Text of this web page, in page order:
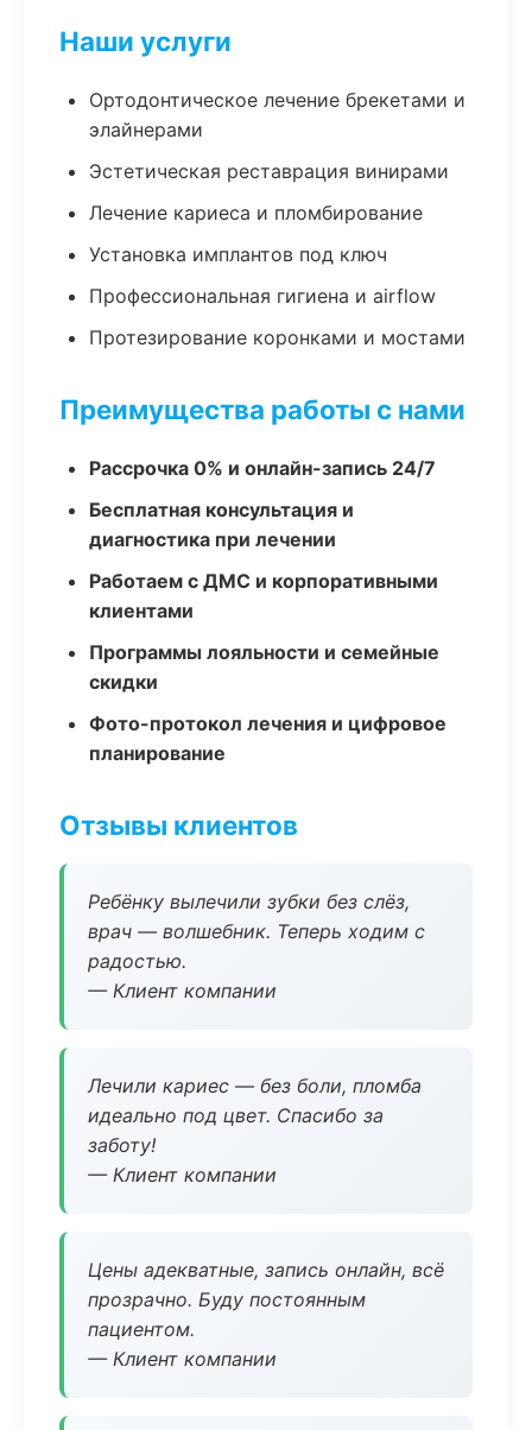
Наши услуги
Ортодонтическое лечение брекетами и
элайнерами
Эстетическая реставрация винирами
Лечение кариеса и пломбирование
Установка имплантов под ключ
Профессиональная гигиена и airflow
Протезирование коронками и мостами
Преимущества работы с нами
Рассрочка 0% и онлайн-запись 24/7
Бесплатная консультация и
диагностика при лечении
Работаем с ДМС и корпоративными
клиентами
Программы лояльности и семейные
скидки
Фото-протокол лечения и цифровое
планирование
Отзывы клиентов
Ребёнку вылечили зубки без слёз,
врач — волшебник. Теперь ходим с
радостью.
— Клиент компании
Лечили кариес — без боли, пломба
идеально под цвет. Спасибо за
заботу!
— Клиент компании
Цены адекватные, запись онлайн, всё
прозрачно. Буду постоянным
пациентом.
— Клиент компании